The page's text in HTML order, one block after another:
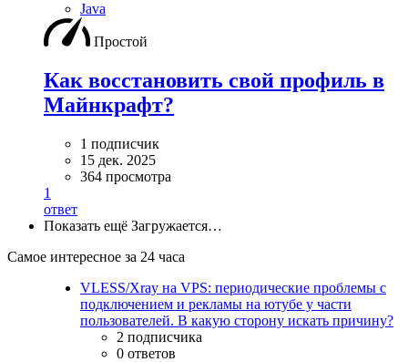
Java
Простой
Как восстановить свой профиль в
Майнкрафт?
1 подписчик
15 дек. 2025
364 просмотра
1
ответ
Показать ещё Загружается…
Самое интересное за 24 часа
VLESS/Xray на VPS: периодические проблемы с
подключением и рекламы на ютубе у части
пользователей. В какую сторону искать причину?
2 подписчика
0 ответов